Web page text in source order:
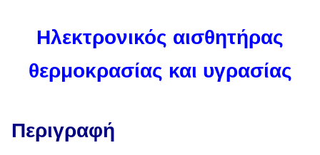
Ηλεκτρονικός αισθητήρας
θερμοκρασίας και υγρασίας
Περιγραφή